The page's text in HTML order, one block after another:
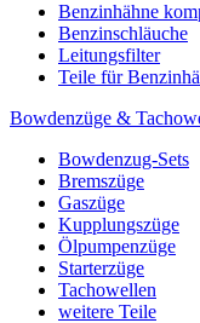
Benzinhähne
Benzinschläuche
Leitungsfilter
Teile für
Bowdenzüge &
Bowdenzug-Sets
Bremszüge
Gaszüge
Kupplungszüge
Ölpumpenzüge
Starterzüge
Tachowellen
weitere Teile